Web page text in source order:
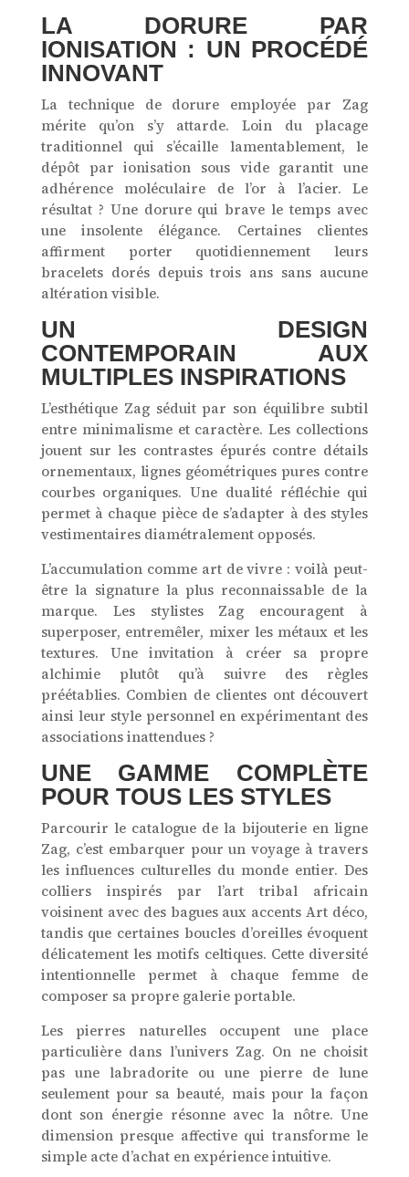
LA DORURE PAR
IONISATION : UN PROCÉDÉ
INNOVANT
La technique de dorure employée par Zag
mérite qu’on s’y attarde. Loin du placage
traditionnel qui s’écaille lamentablement, le
dépôt par ionisation sous vide garantit une
adhérence moléculaire de l’or à l’acier. Le
résultat ? Une dorure qui brave le temps avec
une insolente élégance. Certaines clientes
affirment porter quotidiennement leurs
bracelets dorés depuis trois ans sans aucune
altération visible.
UN DESIGN
CONTEMPORAIN AUX
MULTIPLES INSPIRATIONS
L’esthétique Zag séduit par son équilibre subtil
entre minimalisme et caractère. Les collections
jouent sur les contrastes épurés contre détails
ornementaux, lignes géométriques pures contre
courbes organiques. Une dualité réfléchie qui
permet à chaque pièce de s’adapter à des styles
vestimentaires diamétralement opposés.
L’accumulation comme art de vivre : voilà peut-
être la signature la plus reconnaissable de la
marque. Les stylistes Zag encouragent à
superposer, entremêler, mixer les métaux et les
textures. Une invitation à créer sa propre
alchimie plutôt qu’à suivre des règles
préétablies. Combien de clientes ont découvert
ainsi leur style personnel en expérimentant des
associations inattendues ?
UNE GAMME COMPLÈTE
POUR TOUS LES STYLES
Parcourir le catalogue de la bijouterie en ligne
Zag, c’est embarquer pour un voyage à travers
les influences culturelles du monde entier. Des
colliers inspirés par l’art tribal africain
voisinent avec des bagues aux accents Art déco,
tandis que certaines boucles d’oreilles évoquent
délicatement les motifs celtiques. Cette diversité
intentionnelle permet à chaque femme de
composer sa propre galerie portable.
Les pierres naturelles occupent une place
particulière dans l’univers Zag. On ne choisit
pas une labradorite ou une pierre de lune
seulement pour sa beauté, mais pour la façon
dont son énergie résonne avec la nôtre. Une
dimension presque affective qui transforme le
simple acte d’achat en expérience intuitive.